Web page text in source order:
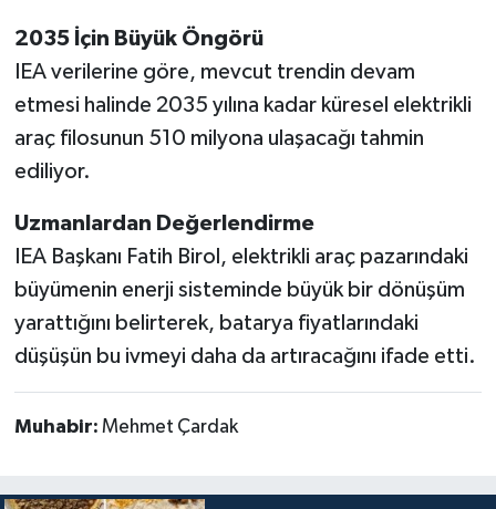
2035 İçin Büyük Öngörü
IEA verilerine göre, mevcut trendin devam
etmesi halinde 2035 yılına kadar küresel elektrikli
araç filosunun 510 milyona ulaşacağı tahmin
ediliyor.
Uzmanlardan Değerlendirme
IEA Başkanı Fatih Birol, elektrikli araç pazarındaki
büyümenin enerji sisteminde büyük bir dönüşüm
yarattığını belirterek, batarya fiyatlarındaki
düşüşün bu ivmeyi daha da artıracağını ifade etti.
Muhabir: Mehmet Çardak